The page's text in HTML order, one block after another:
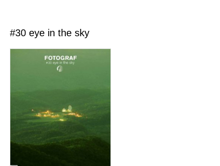
#30 eye in the sky